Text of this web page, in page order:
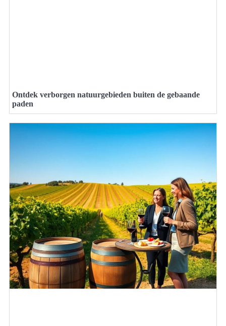
Ontdek verborgen natuurgebieden buiten de gebaande
paden